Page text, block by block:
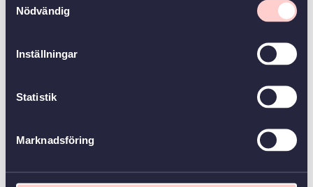
Nödvändig
Inställningar
Statistik
Marknadsföring